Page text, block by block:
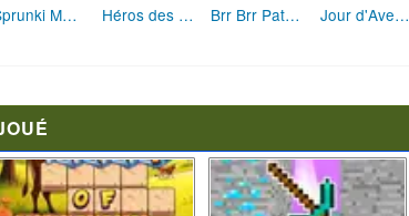
Sprunki Monster: Rythmes Musicaux Monstres Héros des Terres Hostiles Brr Brr Patapim: Le Défi Parkour Délirant Jour d'Aventure: Puzzles en Plein Air